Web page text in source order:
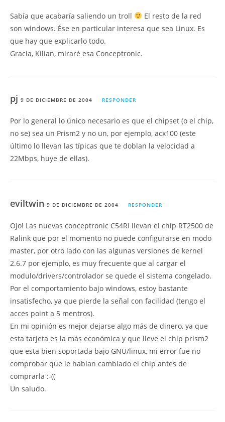
Sabía que acabaría saliendo un troll
El resto de la red
son windows. Ése en particular interesa que sea Linux. Es
que hay que explicarlo todo.
Gracia, Kilian, miraré esa Conceptronic.
pj 9 DE DICIEMBRE DE 2004 RESPONDER
Por lo general lo único necesario es que el chipset (o el chip,
no se) sea un Prism2 y no un, por ejemplo, acx100 (este
último lo llevan las típicas que te doblan la velocidad a
22Mbps, huye de ellas).
eviltwin 9 DE DICIEMBRE DE 2004 RESPONDER
Ojo! Las nuevas conceptronic C54Ri llevan el chip RT2500 de
Ralink que por el momento no puede configurarse en modo
master, por otro lado con las algunas versiones de kernel
2.6.7 por ejemplo, es muy frecuente que al cargar el
modulo/drivers/controlador se quede el sistema congelado.
Por el comportamiento bajo windows, estoy bastante
insatisfecho, ya que pierde la señal con facilidad (tengo el
acces point a 5 mentros).
En mi opinión es mejor dejarse algo más de dinero, ya que
esta tarjeta es la más económica y que lleve el chip prism2
que esta bien soportada bajo GNU/linux, mi error fue no
comprobar que le habian cambiado el chip antes de
comprarla :-((
Un saludo.